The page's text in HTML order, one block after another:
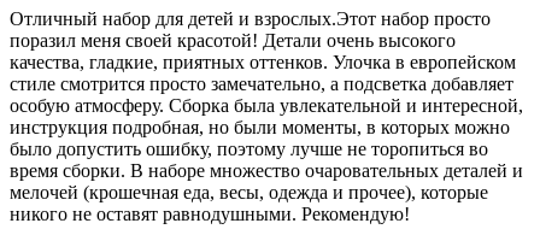
Отличный набор для детей и взрослых.Этот набор просто
поразил меня своей красотой! Детали очень высокого
качества, гладкие, приятных оттенков. Улочка в европейском
стиле смотрится просто замечательно, а подсветка добавляет
особую атмосферу. Сборка была увлекательной и интересной,
инструкция подробная, но были моменты, в которых можно
было допустить ошибку, поэтому лучше не торопиться во
время сборки. В наборе множество очаровательных деталей и
мелочей (крошечная еда, весы, одежда и прочее), которые
никого не оставят равнодушными. Рекомендую!